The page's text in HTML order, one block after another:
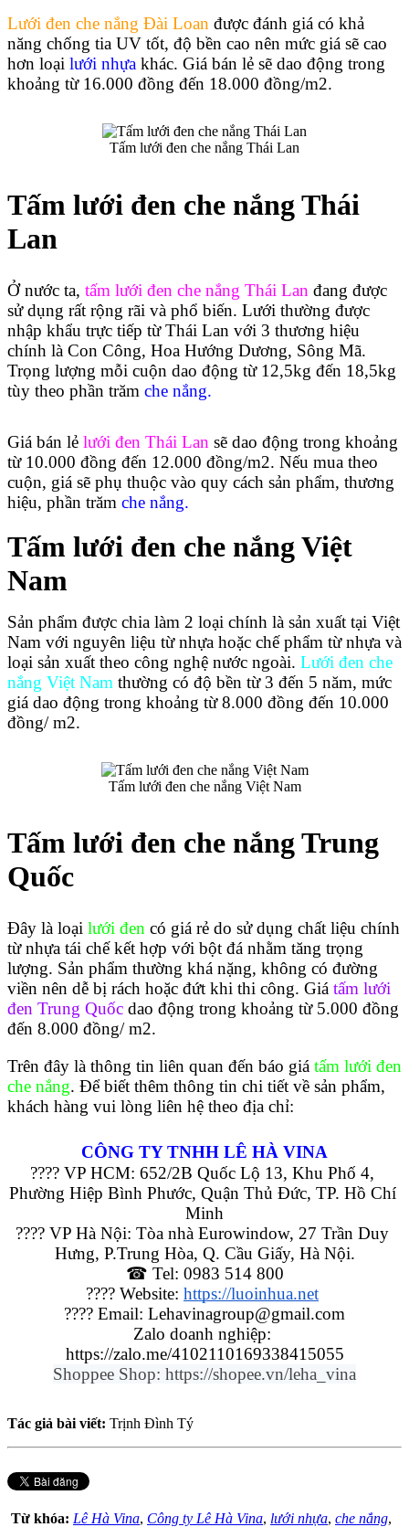
Lưới đen che nắng Đài Loan được đánh giá có khả
năng chống tia UV tốt, độ bền cao nên mức giá sẽ cao
hơn loại lưới nhựa khác. Giá bán lẻ sẽ dao động trong
khoảng từ 16.000 đồng đến 18.000 đồng/m2.
Tấm lưới đen che nắng Thái Lan
Tấm lưới đen che nắng Thái
Lan
Ở nước ta, tấm lưới đen che nắng Thái Lan đang được
sử dụng rất rộng rãi và phổ biến. Lưới thường được
nhập khẩu trực tiếp từ Thái Lan với 3 thương hiệu
chính là Con Công, Hoa Hướng Dương, Sông Mã.
Trọng lượng mỗi cuộn dao động từ 12,5kg đến 18,5kg
tùy theo phần trăm che nắng.
Giá bán lẻ lưới đen Thái Lan sẽ dao động trong khoảng
từ 10.000 đồng đến 12.000 đồng/m2. Nếu mua theo
cuộn, giá sẽ phụ thuộc vào quy cách sản phẩm, thương
hiệu, phần trăm che nắng.
Tấm lưới đen che nắng Việt
Nam
Sản phẩm được chia làm 2 loại chính là sản xuất tại Việt
Nam với nguyên liệu từ nhựa hoặc chế phẩm từ nhựa và
loại sản xuất theo công nghệ nước ngoài. Lưới đen che
nắng Việt Nam thường có độ bền từ 3 đến 5 năm, mức
giá dao động trong khoảng từ 8.000 đồng đến 10.000
đồng/ m2.
Tấm lưới đen che nắng Việt Nam
Tấm lưới đen che nắng Trung
Quốc
Đây là loại lưới đen có giá rẻ do sử dụng chất liệu chính
từ nhựa tái chế kết hợp với bột đá nhằm tăng trọng
lượng. Sản phẩm thường khá nặng, không có đường
viền nên dễ bị rách hoặc đứt khi thi công. Giá tấm lưới
đen Trung Quốc dao động trong khoảng từ 5.000 đồng
đến 8.000 đồng/ m2.
Trên đây là thông tin liên quan đến báo giá tấm lưới đen
che nắng. Để biết thêm thông tin chi tiết về sản phẩm,
khách hàng vui lòng liên hệ theo địa chỉ:
CÔNG TY TNHH LÊ HÀ VINA
???? VP HCM: 652/2B Quốc Lộ 13, Khu Phố 4,
Phường Hiệp Bình Phước, Quận Thủ Đức, TP. Hồ Chí
Minh
???? VP Hà Nội: Tòa nhà Eurowindow, 27 Trần Duy
Hưng, P.Trung Hòa, Q. Cầu Giấy, Hà Nội.
☎ Tel: 0983 514 800
???? Website: https://luoinhua.net
???? Email: Lehavinagroup@gmail.com
https://zalo.me/4102110169338415055
Shoppee Shop: https://shopee.vn/leha_vina
Tác giả bài viết: Trịnh Đình Tý
Từ khóa: Lê Hà Vina, Công ty Lê Hà Vina, lưới nhựa, che nắng,